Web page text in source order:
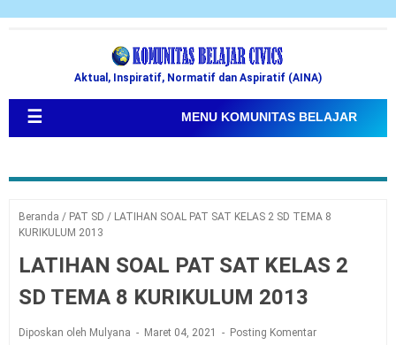
Aktual, Inspiratif, Normatif dan Aspiratif (AINA)
☰ MENU KOMUNITAS BELAJAR
Beranda / PAT SD / LATIHAN SOAL PAT SAT KELAS 2 SD TEMA 8
KURIKULUM 2013
LATIHAN SOAL PAT SAT KELAS 2
SD TEMA 8 KURIKULUM 2013
Diposkan oleh Mulyana Maret 04, 2021 Posting Komentar